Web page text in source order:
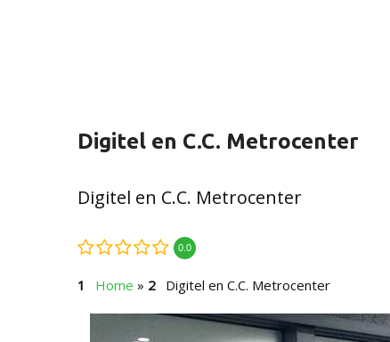
Digitel en C.C. Metrocenter
Digitel en C.C. Metrocenter
0.0
Home » Digitel en C.C. Metrocenter